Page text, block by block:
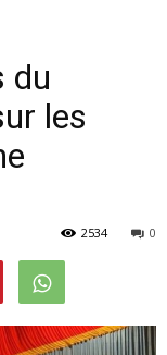
du
les
0
2534